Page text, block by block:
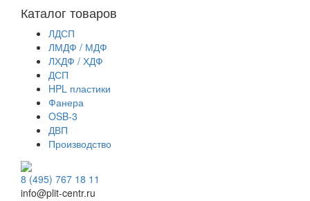
Каталог товаров
ЛДСП
ЛМДФ / МДФ
ЛХДФ / ХДФ
ДСП
HPL пластики
Фанера
OSB-3
ДВП
Производство
8 (495) 767 18 11
info@plit-centr.ru